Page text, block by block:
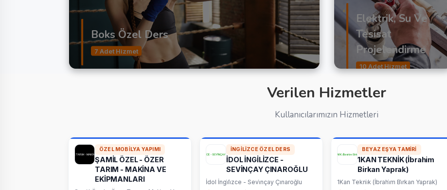
Boks Özel Ders
7 Adet Hizmet
Elektrik, Su Ve
Tesisat
Projelendirme
10 Adet Hizmet
Verilen Hizmetler
Kullanıcılarımızın Hizmetleri
ÖZEL MOBILYA YAPIMI
ŞAMİL ÖZEL - ÖZER
TARIM - MAKİNA VE
EKİPMANLARI
İNGILIZCE ÖZEL DERS
İDOL İNGİLİZCE -
SEVİNÇAY ÇINAROĞLU
İdol İngi̇li̇zce - Sevi̇nçay Çınaroğlu
BEYAZ EŞYA TAMIRI
1KAN TEKNİK (İbrahim
Birkan Yaprak)
1Kan Tekni̇k (İbrahi̇m Bi̇rkan Yaprak)